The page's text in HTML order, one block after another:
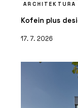
ARCHITEKTURA
Kofein plus
17. 7. 2026